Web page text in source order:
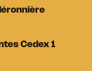
Cedex 1